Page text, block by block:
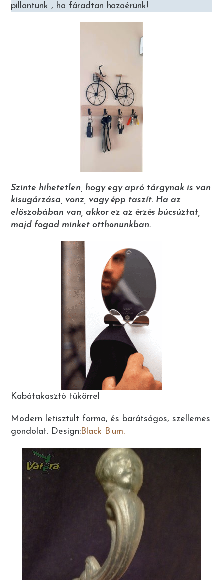
pillantunk , ha fáradtan hazaérünk!
Szinte hihetetlen, hogy egy apró tárgynak is van
kisugárzása, vonz, vagy épp taszít. Ha az
előszobában van, akkor ez az érzés búcsúztat,
majd fogad minket otthonunkban.
Kabátakasztó tükörrel
Modern letisztult forma, és barátságos, szellemes
gondolat. Design:Black Blum.